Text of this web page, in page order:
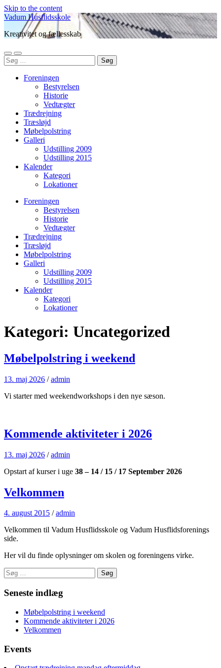
Skip to the content
Vadum Husflidsskole
Kreativitet og fællesskab
Toggle
mobile
Toggle
search
Søg
efter:
Foreningen
Bestyrelsen
Historie
Vedtægter
Trædrejning
Træsløjd
Møbelpolstring
Galleri
Udstilling 2009
Udstilling 2015
Kalender
Kategori
Lokationer
Foreningen
Bestyrelsen
Historie
Vedtægter
Trædrejning
Træsløjd
Møbelpolstring
Galleri
Udstilling 2009
Udstilling 2015
Kalender
Kategori
Lokationer
Kategori: Uncategorized
Møbelpolstring i weekend
13. maj 2026 /admin
Vi starter med weekendworkshops i den nye sæson.
Kommende aktiviteter i 2026
13. maj 2026 /admin
Opstart af kurser i uge 38 – 14 / 15 / 17 September 2026
Velkommen
4. august 2015 /admin
Velkommen til Vadum Husflidsskole og Vadum Husflidsforenings
side.
Her vil du finde oplysninger om skolen og foreningens virke.
Søg
efter:
Seneste indlæg
Møbelpolstring i weekend
Kommende aktiviteter i 2026
Velkommen
Events